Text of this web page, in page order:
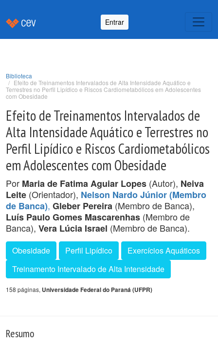
Entrar
Biblioteca
Efeito de Treinamentos Intervalados de Alta Intensidade Aquático e
Terrestres no Perfil Lipídico e Riscos Cardiometabólicos em Adolescentes
com Obesidade
Efeito de Treinamentos Intervalados de
Alta Intensidade Aquático e Terrestres no
Perfil Lipídico e Riscos Cardiometabólicos
em Adolescentes com Obesidade
Por Maria de Fatima Aguiar Lopes (Autor), Neiva
Leite (Orientador), Nelson Nardo Júnior (Membro
de Banca), Gleber Pereira (Membro de Banca),
Luís Paulo Gomes Mascarenhas (Membro de
Banca), Vera Lúcia Israel (Membro de Banca).
Obesidade Perfil Lipídico
Exercícios Aquáticos
Treinamento Intervalado de Alta Intensidade
158 páginas, Universidade Federal do Paraná (UFPR)
Resumo